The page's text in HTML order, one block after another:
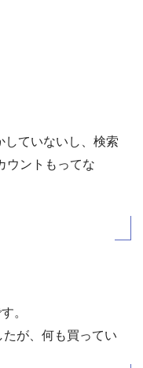
していないし、検索
ウントもってな
。
たが、何も買ってい